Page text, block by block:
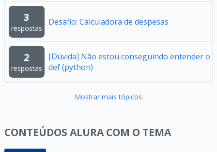
3
respostas
Desafio: Calculadora de despesas
2
respostas
[Dúvida] Não estou conseguindo entender o
def (python)
Mostrar mais tópicos
CONTEÚDOS ALURA COM O TEMA